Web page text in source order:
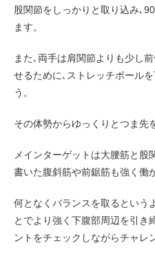
股関節をしっかりと取り込み､
ます。
また､両手は肩関節よりも少し
せるために､ストレッチポール
う。
その体勢からゆっくりとつま先
メインターゲットは大腰筋と股
書いた腹斜筋や前鋸筋も強く働
何となくバランスを取るという
とでより強く下腹部周辺を引き
ントをチェックしながらチャレ